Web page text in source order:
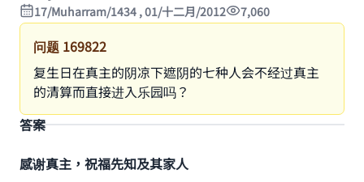
17/Muharram/1434 , 01/十二月/2012 7,060
问题 169822
复生日在真主的阴凉下遮阴的七种人会不经过真主
的清算而直接进入乐园吗？
答案
感谢真主，祝福先知及其家人